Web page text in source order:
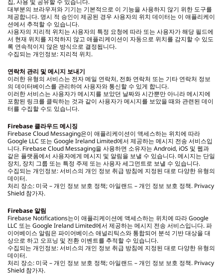
집, 사용 및 공유할 수 있습니다.
대부분의 브라우저와 기기는 기본적으로 이 기능을 사용하지 않기 위한 도구를
제공합니다. 명시 적 승인이 제공된 경우 사용자의 위치 데이터는 이 애플리케이
션에서 추적할 수 있습니다.
사용자의 지리적 위치는 사용자의 특정 요청에 따라 또는 사용자가 해당 필드에
서 현재 위치를 지적하지 않고 애플리케이션이 자동으로 위치를 감지할 수 있도
록 연속적이지 않은 방식으로 결정됩니다.
수집되는 개인정보: 지리적 위치.
연락처 관리 및 메시지 보내기
이러한 유형의 서비스는 전자 메일 연락처, 전화 연락처 또는 기타 연락처 정보
의 데이터베이스를 관리하여 사용자와 통신할 수 있게 합니다.
이러한 서비스는 사용자가 메시지를 보았던 날짜와 시간뿐만 아니라 메시지에
포함된 링크를 클릭하는 것과 같이 사용자가 메시지를 보았을 때와 관련된 데이
터를 수집할 수도 있습니다.
Firebase 클라우드 메시징
Firebase Cloud Messaging은이 애플리케이션이 액세스하는 위치에 따라
Google LLC 또는 Google Ireland Limited에서 제공하는 메시지 전송 서비스입
니다. Firebase Cloud Messaging을 사용하면 소유자는 Android, iOS 및 웹과
같은 플랫폼에서 사용자에게 메시지 및 알림을 보낼 수 있습니다. 메시지는 단일
장치, 장치 그룹 또는 특정 주제 또는 사용자 세그먼트로 보낼 수 있습니다.
수집되는 개인정보: 서비스의 개인 정보 취급 방침에 지정된 대로 다양한 유형의
데이터.
처리 장소: 미국 – 개인 정보 보호 정책; 아일랜드 – 개인 정보 보호 정책. Privacy
Shield 참가자.
Firebase 알림
Firebase Notifications는이 애플리케이션에 액세스하는 위치에 따라 Google
LLC 또는 Google Ireland Limited에서 제공하는 메시지 전송 서비스입니다. 파
이어베이스 알림은 파이어베이스 애널리틱스와 통합되어 분석 기반 대상을 대
상으로 하고 오프닝 및 전환 이벤트를 추적할 수 있습니다.
수집되는 개인정보: 서비스의 개인 정보 취급 방침에 지정된 대로 다양한 유형의
데이터.
처리 장소: 미국 – 개인 정보 보호 정책; 아일랜드 – 개인 정보 보호 정책. Privacy
Shield 참가자.